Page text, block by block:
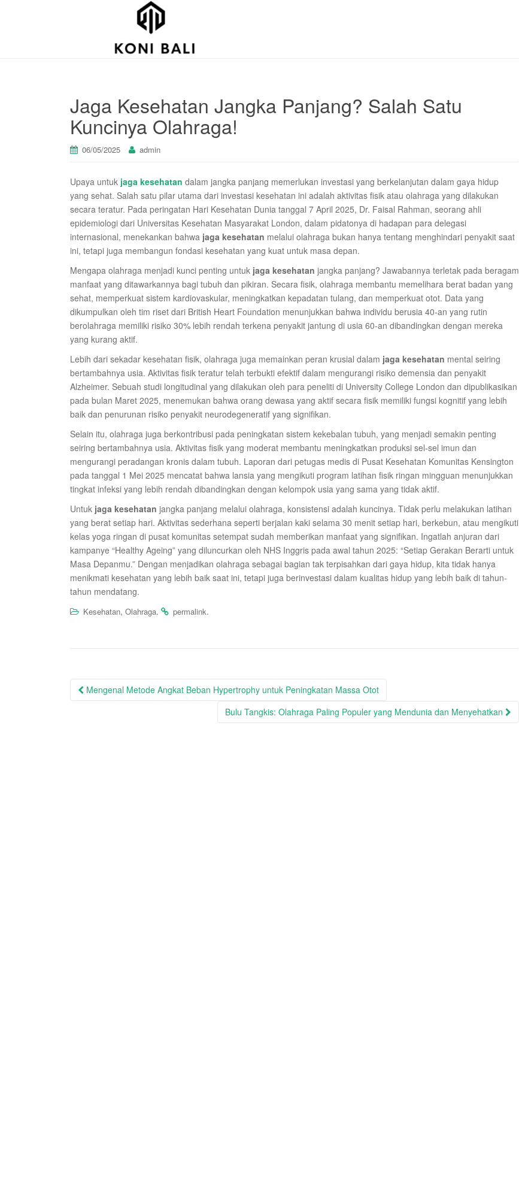
Jaga Kesehatan Jangka Panjang? Salah Satu
Kuncinya Olahraga!
06/05/2025 admin
Upaya untuk jaga kesehatan dalam jangka panjang memerlukan investasi yang berkelanjutan dalam gaya hidup
yang sehat. Salah satu pilar utama dari investasi kesehatan ini adalah aktivitas fisik atau olahraga yang dilakukan
secara teratur. Pada peringatan Hari Kesehatan Dunia tanggal 7 April 2025, Dr. Faisal Rahman, seorang ahli
epidemiologi dari Universitas Kesehatan Masyarakat London, dalam pidatonya di hadapan para delegasi
internasional, menekankan bahwa jaga kesehatan melalui olahraga bukan hanya tentang menghindari penyakit saat
ini, tetapi juga membangun fondasi kesehatan yang kuat untuk masa depan.
Mengapa olahraga menjadi kunci penting untuk jaga kesehatan jangka panjang? Jawabannya terletak pada beragam
manfaat yang ditawarkannya bagi tubuh dan pikiran. Secara fisik, olahraga membantu memelihara berat badan yang
sehat, memperkuat sistem kardiovaskular, meningkatkan kepadatan tulang, dan memperkuat otot. Data yang
dikumpulkan oleh tim riset dari British Heart Foundation menunjukkan bahwa individu berusia 40-an yang rutin
berolahraga memiliki risiko 30% lebih rendah terkena penyakit jantung di usia 60-an dibandingkan dengan mereka
yang kurang aktif.
Lebih dari sekadar kesehatan fisik, olahraga juga memainkan peran krusial dalam jaga kesehatan mental seiring
bertambahnya usia. Aktivitas fisik teratur telah terbukti efektif dalam mengurangi risiko demensia dan penyakit
Alzheimer. Sebuah studi longitudinal yang dilakukan oleh para peneliti di University College London dan dipublikasikan
pada bulan Maret 2025, menemukan bahwa orang dewasa yang aktif secara fisik memiliki fungsi kognitif yang lebih
baik dan penurunan risiko penyakit neurodegeneratif yang signifikan.
Selain itu, olahraga juga berkontribusi pada peningkatan sistem kekebalan tubuh, yang menjadi semakin penting
seiring bertambahnya usia. Aktivitas fisik yang moderat membantu meningkatkan produksi sel-sel imun dan
mengurangi peradangan kronis dalam tubuh. Laporan dari petugas medis di Pusat Kesehatan Komunitas Kensington
pada tanggal 1 Mei 2025 mencatat bahwa lansia yang mengikuti program latihan fisik ringan mingguan menunjukkan
tingkat infeksi yang lebih rendah dibandingkan dengan kelompok usia yang sama yang tidak aktif.
Untuk jaga kesehatan jangka panjang melalui olahraga, konsistensi adalah kuncinya. Tidak perlu melakukan latihan
yang berat setiap hari. Aktivitas sederhana seperti berjalan kaki selama 30 menit setiap hari, berkebun, atau mengikuti
kelas yoga ringan di pusat komunitas setempat sudah memberikan manfaat yang signifikan. Ingatlah anjuran dari
kampanye “Healthy Ageing” yang diluncurkan oleh NHS Inggris pada awal tahun 2025: “Setiap Gerakan Berarti untuk
Masa Depanmu.” Dengan menjadikan olahraga sebagai bagian tak terpisahkan dari gaya hidup, kita tidak hanya
menikmati kesehatan yang lebih baik saat ini, tetapi juga berinvestasi dalam kualitas hidup yang lebih baik di tahun-
tahun mendatang.
Kesehatan, Olahraga. permalink.
Post
Mengenal Metode Angkat Beban Hypertrophy untuk Peningkatan Massa Otot
Bulu Tangkis: Olahraga Paling Populer yang Mendunia dan Menyehatkan